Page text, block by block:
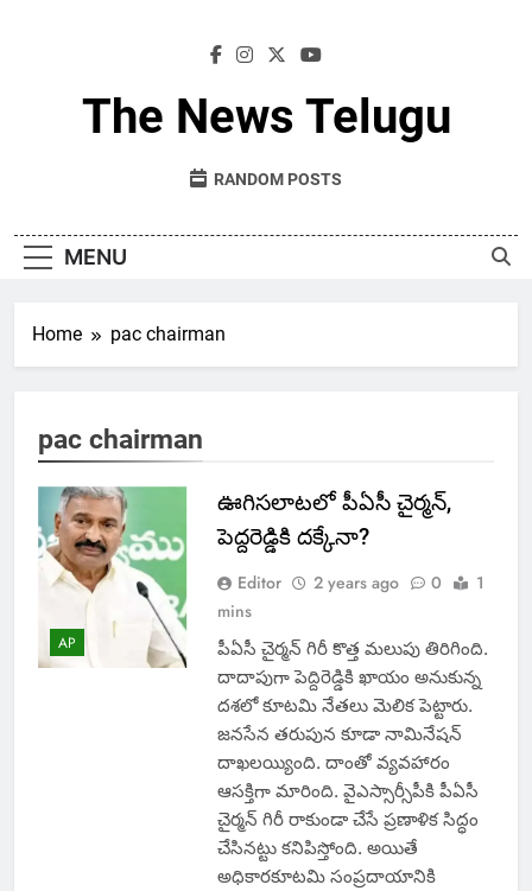
The News Telugu
RANDOM POSTS
MENU
Home pac chairman
pac chairman
AP
ఊగిసలాటలో పీఏసీ చైర్మన్,
పెద్దరెడ్డికి దక్కేనా?
Editor 2 years ago 0
1
mins
పీఏసీ చైర్మన్ గిరీ కొత్త మలుపు తిరిగింది.
దాదాపుగా పెద్దిరెడ్డికి ఖాయం అనుకున్న
దశలో కూటమి నేతలు మెలిక పెట్టారు.
జనసేన తరుపున కూడా నామినేషన్
దాఖలయ్యింది. దాంతో వ్యవహారం
ఆసక్తిగా మారింది. వైఎస్సార్సీపీకి పీఏసీ
చైర్మన్ గిరీ రాకుండా చేసే ప్రణాళిక సిద్ధం
చేసినట్టు కనిపిస్తోంది. అయితే
అధికారకూటమి సంప్రదాయానికి